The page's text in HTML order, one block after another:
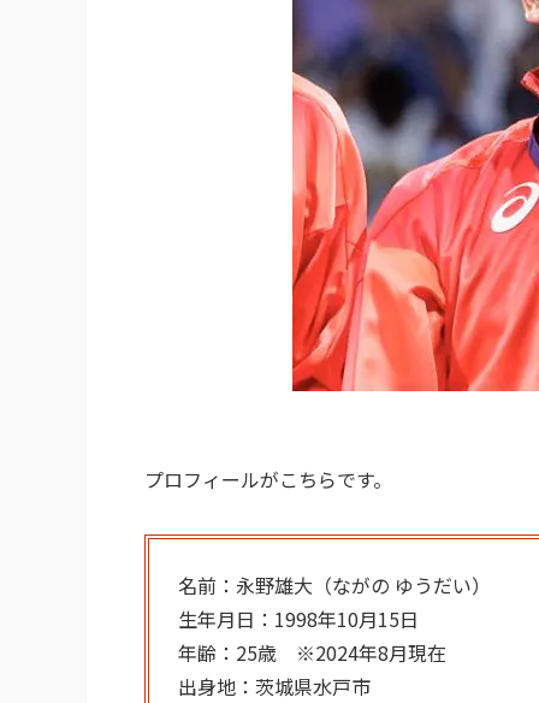
プロフィールがこちらです。
名前：永野雄大（ながの ゆうだい）
生年月日：1998年10月15日
年齢：25歳 ※2024年8月現在
出身地：茨城県水戸市